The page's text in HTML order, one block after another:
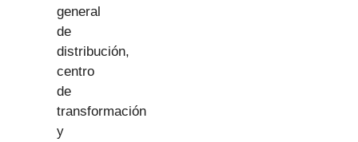
general
de
distribución,
centro
de
transformación
y